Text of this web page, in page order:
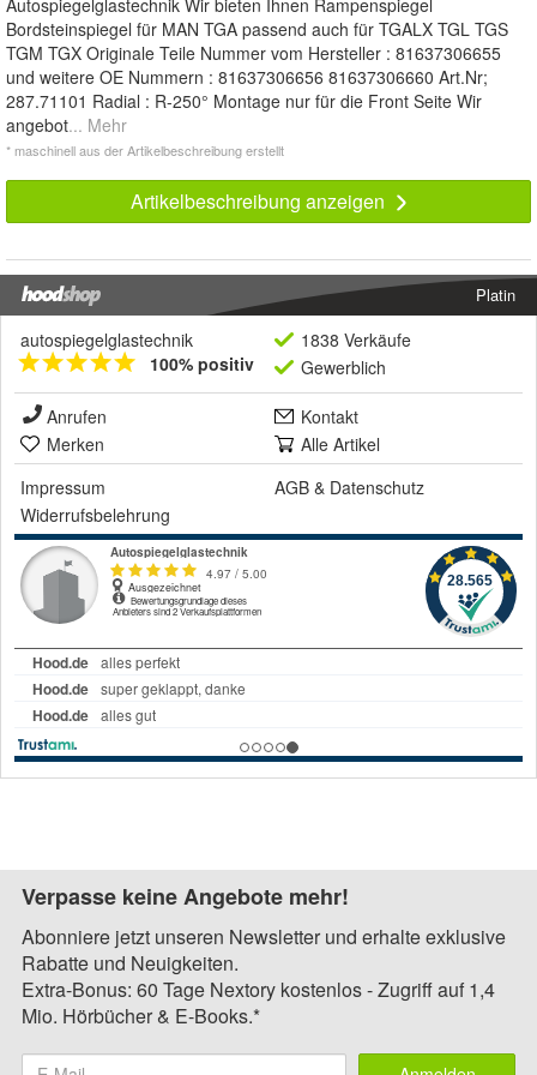
Autospiegelglastechnik Wir bieten Ihnen Rampenspiegel
Bordsteinspiegel für MAN TGA passend auch für TGALX TGL TGS
TGM TGX Originale Teile Nummer vom Hersteller : 81637306655
und weitere OE Nummern : 81637306656 81637306660 Art.Nr;
287.71101 Radial : R-250° Montage nur für die Front Seite Wir
angebot... Mehr
* maschinell aus der Artikelbeschreibung erstellt
Artikelbeschreibung anzeigen
Platin
autospiegelglastechnik
100% positiv
1838 Verkäufe
Gewerblich
Anrufen
Kontakt
Merken
Alle Artikel
Impressum
AGB & Datenschutz
Widerrufsbelehrung
Verpasse keine Angebote mehr!
Abonniere jetzt unseren Newsletter und erhalte exklusive
Rabatte und Neuigkeiten.
Extra-Bonus: 60 Tage Nextory kostenlos - Zugriff auf 1,4
Mio. Hörbücher & E-Books.*